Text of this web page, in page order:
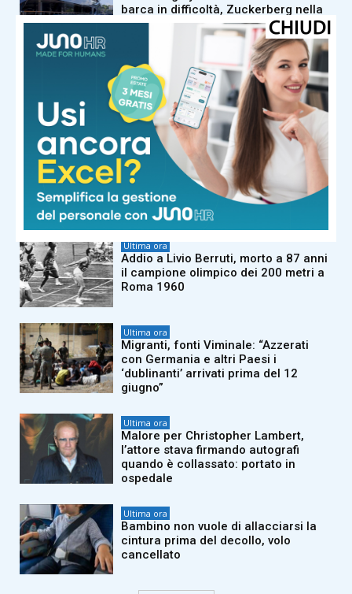
barca in difficoltà, Zuckerberg nella
bufera
Ultima ora
Morte Berruti, Mattarella: “Figura
altamente rappresentativa sport
italiano”. Buonfiglio: “Campione
inarrivabile”
Ultima ora
E’ morto Don Nelson, il coach da
record aveva 86 anni
Ultima ora
Addio a Livio Berruti, morto a 87 anni
il campione olimpico dei 200 metri a
Roma 1960
Ultima ora
Migranti, fonti Viminale: “Azzerati
con Germania e altri Paesi i
‘dublinanti’ arrivati prima del 12
giugno”
Ultima ora
Malore per Christopher Lambert,
l’attore stava firmando autografi
quando è collassato: portato in
ospedale
Ultima ora
Bambino non vuole di allacciarsi la
cintura prima del decollo, volo
cancellato